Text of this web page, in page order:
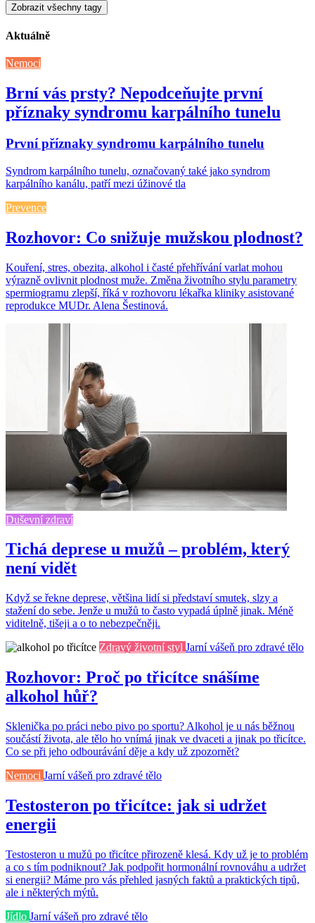
Zobrazit všechny tagy
Aktuálně
Nemoci
Brní vás prsty? Nepodceňujte první
příznaky syndromu karpálního tunelu
První příznaky syndromu karpálního tunelu
Syndrom karpálního tunelu, označovaný také jako syndrom
karpálního kanálu, patří mezi úžinové tla
Prevence
Rozhovor: Co snižuje mužskou plodnost?
Kouření, stres, obezita, alkohol i časté přehřívání varlat mohou
výrazně ovlivnit plodnost muže. Změna životního stylu parametry
spermiogramu zlepší, říká v rozhovoru lékařka kliniky asistované
reprodukce MUDr. Alena Šestinová.
Duševní zdraví
Tichá deprese u mužů – problém, který
není vidět
Když se řekne deprese, většina lidí si představí smutek, slzy a
stažení do sebe. Jenže u mužů to často vypadá úplně jinak. Méně
viditelně, tišeji a o to nebezpečněji.
Zdravý životní styl Jarní vášeň pro zdravé tělo
Rozhovor: Proč po třicítce snášíme
alkohol hůř?
Sklenička po práci nebo pivo po sportu? Alkohol je u nás běžnou
součástí života, ale tělo ho vnímá jinak ve dvaceti a jinak po třicítce.
Co se při jeho odbourávání děje a kdy už zpozornět?
Nemoci Jarní vášeň pro zdravé tělo
Testosteron po třicítce: jak si udržet
energii
Testosteron u mužů po třicítce přirozeně klesá. Kdy už je to problém
a co s tím podniknout? Jak podpořit hormonální rovnováhu a udržet
si energii? Máme pro vás přehled jasných faktů a praktických tipů,
ale i některých mýtů.
Jídlo Jarní vášeň pro zdravé tělo